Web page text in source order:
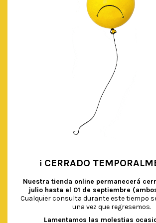
¡ CERRADO
Nuestra tienda online permanecerá
julio hasta el 01 de septiembre
Cualquier consulta durante este tiempo
una vez que regresemos.
Lamentamos las molestias